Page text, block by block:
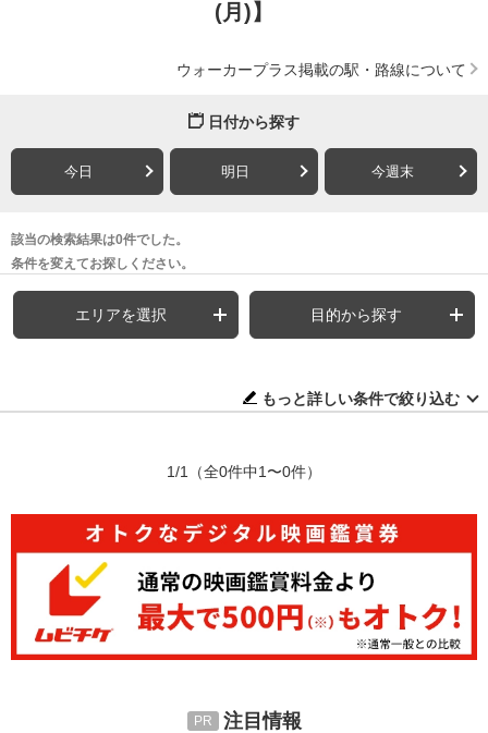
(月)】
ウォーカープラス掲載の駅・路線について
日付から探す
今日 明日 今週末
該当の検索結果は0件でした。
条件を変えてお探しください。
エリアを選択 目的から探す
もっと詳しい条件で絞り込む
1/1 （全0件中1〜0件）
注目情報